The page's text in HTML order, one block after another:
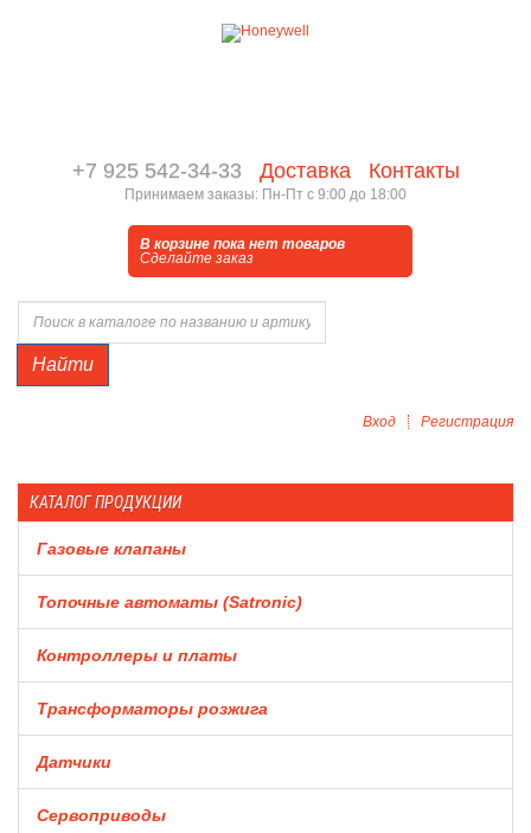
+7 925 542-34-33 Доставка Контакты
Принимаем заказы: Пн-Пт с 9:00 до 18:00
В корзине пока нет товаров
Сделайте заказ
Найти
Вход Регистрация
КАТАЛОГ ПРОДУКЦИИ
Газовые клапаны
Топочные автоматы (Satronic)
Контроллеры и платы
Трансформаторы розжига
Датчики
Сервоприводы